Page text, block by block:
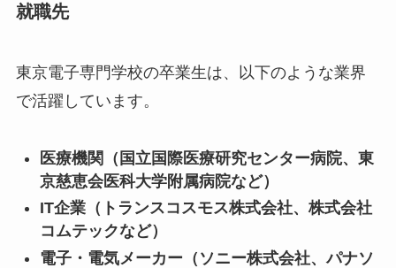
就職先
東京電子専門学校の卒業生は、以下のような業界
で活躍しています。
医療機関（国立国際医療研究センター病院、東
京慈恵会医科大学附属病院など）
IT企業（トランスコスモス株式会社、株式会社
コムテックなど）
電子・電気メーカー（ソニー株式会社、パナソ